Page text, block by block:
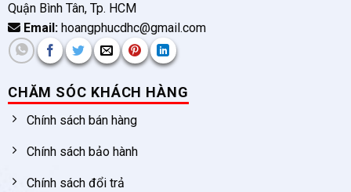
Quận Bình Tân, Tp. HCM
Email:hoangphucdhc@gmail.com
CHĂM SÓC KHÁCH HÀNG
Chính sách bán hàng
Chính sách bảo hành
Chính sách đổi trả